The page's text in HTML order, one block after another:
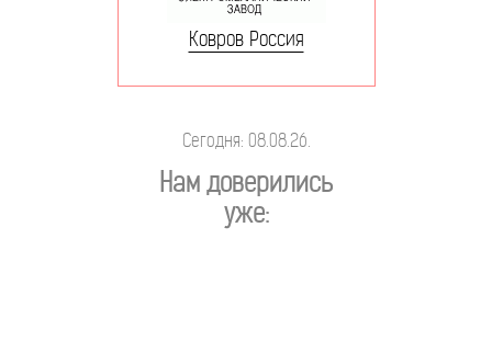
Ковров Россия
Сегодня: 08.08.26.
Нам доверились
уже: